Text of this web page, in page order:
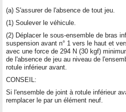
(a) S'assurer de l'absence de tout jeu.
(1) Soulever le véhicule.
(2) Déplacer le sous-ensemble de bras
suspension avant n° 1 vers le haut et
avec une force de 294 N (30 kgf)
de l'absence de jeu au niveau de
rotule inférieur avant.
CONSEIL:
Si l'ensemble de joint à rotule inférieur
remplacer le par un élément neuf.